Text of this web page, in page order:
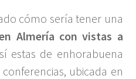
cómo sería tener una
Almería con vistas a
estas de enhorabuena
ubicada en